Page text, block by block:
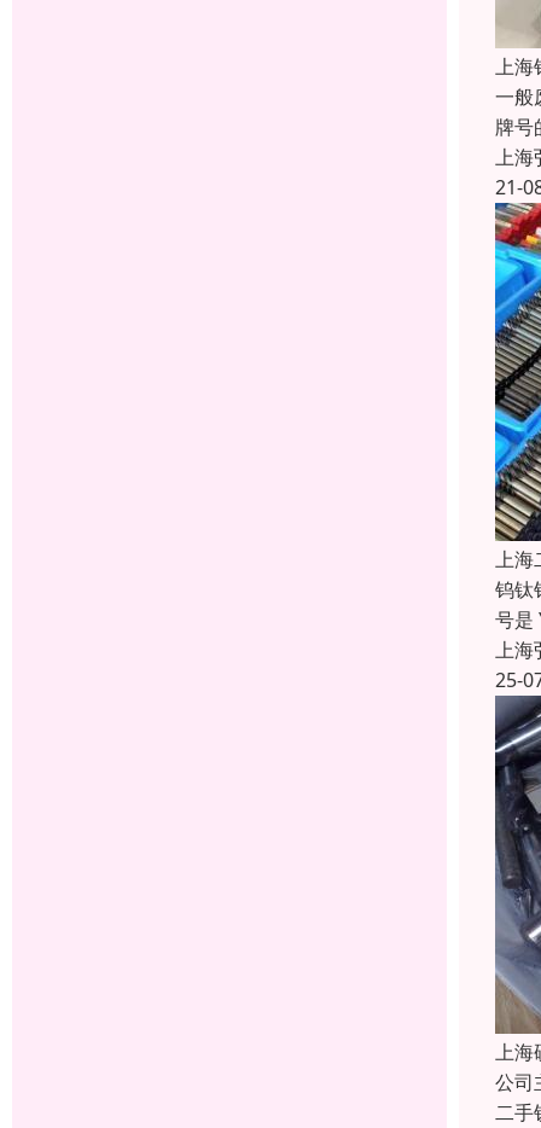
上海
一般
牌号
上海
21-
上海
钨钛
号是
上海
25-
上海
公司
二手